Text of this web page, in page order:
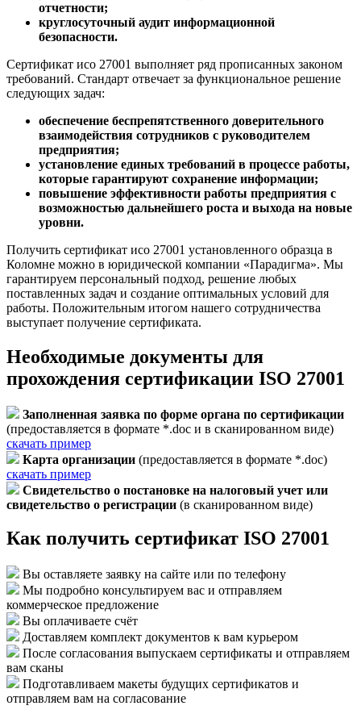
отчетности;
круглосуточный аудит информационной
безопасности.
Сертификат исо 27001 выполняет ряд прописанных законом
требований. Стандарт отвечает за функциональное решение
следующих задач:
обеспечение беспрепятственного доверительного
взаимодействия сотрудников с руководителем
предприятия;
установление единых требований в процессе работы,
которые гарантируют сохранение информации;
повышение эффективности работы предприятия с
возможностью дальнейшего роста и выхода на новые
уровни.
Получить сертификат исо 27001 установленного образца в
Коломне можно в юридической компании «Парадигма». Мы
гарантируем персональный подход, решение любых
поставленных задач и создание оптимальных условий для
работы. Положительным итогом нашего сотрудничества
выступает получение сертификата.
Необходимые документы для
прохождения сертификации ISO 27001
Заполненная заявка по форме органа по сертификации
(предоставляется в формате *.doc и в сканированном виде)
cкачать пример
Карта организации (предоставляется в формате *.doc)
cкачать пример
Свидетельство о постановке на налоговый учет или
свидетельство о регистрации (в сканированном виде)
Как получить сертификат ISO 27001
Вы оставляете заявку на сайте или по телефону
Мы подробно консультируем вас и отправляем
коммерческое предложение
Вы оплачиваете счёт
Доставляем комплект документов к вам курьером
После согласования выпускаем сертификаты и отправляем
вам сканы
Подготавливаем макеты будущих сертификатов и
отправляем вам на согласование